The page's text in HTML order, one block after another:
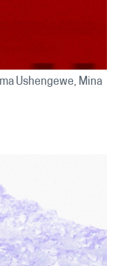
Ushengewe
Mina